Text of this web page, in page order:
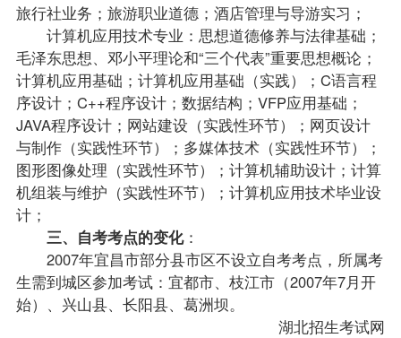
旅行社业务；旅游职业道德；酒店管理与导游实习；
计算机应用技术专业：思想道德修养与法律基础；
毛泽东思想、邓小平理论和“三个代表”重要思想概论；
计算机应用基础；计算机应用基础（实践）；C语言程
序设计；C++程序设计； 数据结构 ；VFP应用基础；
JAVA程序设计；网站建设（实践性环节）；网页设计
与制作（实践性环节）；多媒体技术（实践性环节）；
图形图像处理（实践性环节）；计算机辅助设计；计算
机组装与维护（实践性环节）；计算机应用技术毕业设
计；
三、自考考点的变化：
2007年宜昌市部分县市区不设立自考考点，所属考
生需到城区参加考试：宜都市、枝江市（2007年7月开
始）、兴山县、长阳县、葛洲坝。
湖北招生考试网